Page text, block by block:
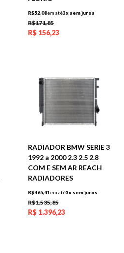
R$52,08em até3x sem juros
R$171,85
R$ 156,23
RADIADOR BMW SERIE 3
1992 a 2000 2.3 2.5 2.8
COM E SEM AR REACH
RADIADORES
R$465,41 em até3x sem juros
R$1.535,85
R$ 1.396,23